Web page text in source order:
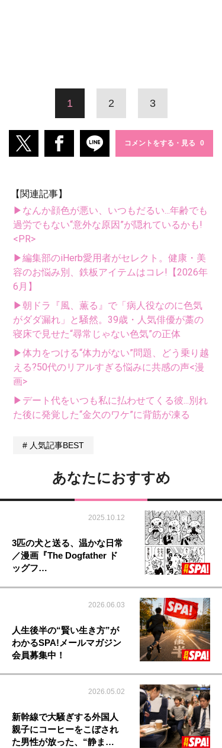
1 2 3
コメントをする・見る
【関連記事】
▶なんか顔色が悪い、いつもだるい...年齢でも
過労でもない“意外な原因”が隠れているかも!
<PR>
▶編集部のiHerb愛用者がセレクト。健康・美
容のお悩み別、鉄板アイテムはコレ!【2026年
6月】
▶朝ドラ『風、薫る』で「病人役なのに色気
がダダ漏れ」と騒然。39歳・人気俳優が藁の
寝床で見せた“尋常じゃない色気”の正体
▶体力をつける“体力がない”問題、どう乗り越
える?50代のリアルすぎる悩みに共感の声<漫
画>
▶デート代をいつも私に払わせてくる彼...別れ
た後に発覚した“金欠のワケ”に背筋が凍る
人気記事BEST
あなたにおすすめ
2025.10.12
3匹の犬と送る、温かな日常
／漫画『The Dogfather ド
ッグフ…
2026.06.03
人生後半の“賢い生き方”が
わかるSPA!メールマガジン
会員募集中！
2026.05.02
新幹線で大騒ぎする外国人
親子にコーヒーをこぼされ
た男性が放った、“静ま…